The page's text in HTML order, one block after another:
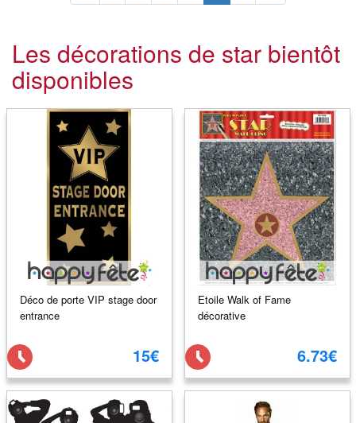
Les décorations de star bientôt
disponibles
Déco de porte VIP stage door
entrance
15€
Etoile Walk of Fame
décorative
6.73€